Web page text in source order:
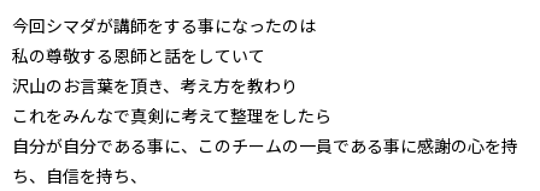
今回シマダが講師をする事になったのは
私の尊敬する恩師と話をしていて
沢山のお言葉を頂き、考え方を教わり
これをみんなで真剣に考えて整理をしたら
自分が自分である事に、このチームの一員である事に感謝の心を持
ち、自信を持ち、